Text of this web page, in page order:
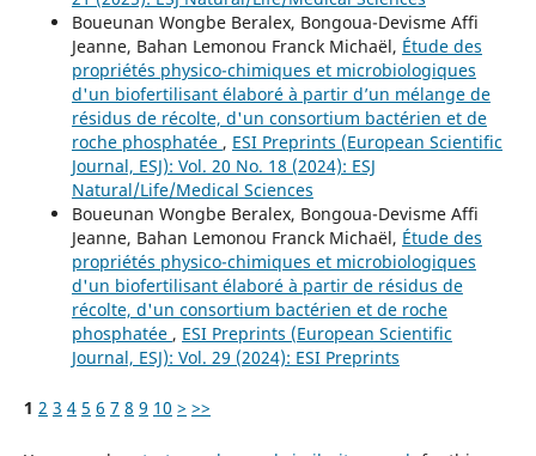
Boueunan Wongbe Beralex, Bongoua-Devisme Affi
Jeanne, Bahan Lemonou Franck Michaël, Étude des
propriétés physico-chimiques et microbiologiques
d'un biofertilisant élaboré à partir d’un mélange de
résidus de récolte, d'un consortium bactérien et de
roche phosphatée , ESI Preprints (European Scientific
Journal, ESJ): Vol. 20 No. 18 (2024): ESJ
Natural/Life/Medical Sciences
Boueunan Wongbe Beralex, Bongoua-Devisme Affi
Jeanne, Bahan Lemonou Franck Michaël, Étude des
propriétés physico-chimiques et microbiologiques
d'un biofertilisant élaboré à partir de résidus de
récolte, d'un consortium bactérien et de roche
phosphatée , ESI Preprints (European Scientific
Journal, ESJ): Vol. 29 (2024): ESI Preprints
1 2 3 4 5 6 7 8 9 10 > >>